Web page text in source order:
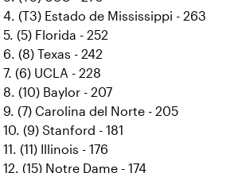
4. (T3) Estado de Mississippi - 263
5. (5) Florida - 252
6. (8) Texas - 242
7. (6) UCLA - 228
8. (10) Baylor - 207
9. (7) Carolina del Norte - 205
10. (9) Stanford - 181
11. (11) Illinois - 176
12. (15) Notre Dame - 174